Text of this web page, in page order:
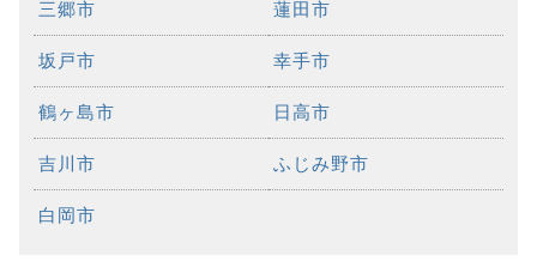
三郷市 蓮田市
坂戸市 幸手市
鶴ヶ島市 日高市
吉川市 ふじみ野市
白岡市